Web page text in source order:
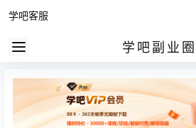
学吧客服
学吧副业圈